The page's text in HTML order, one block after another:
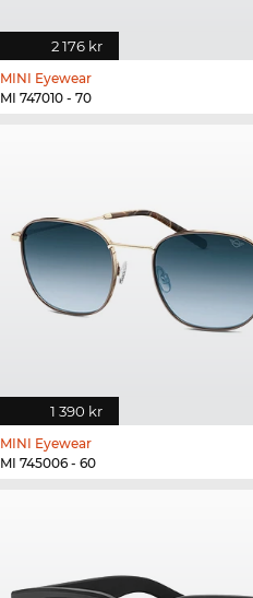
2 176 kr
MINI Eyewear
MI 747010 - 70
1 390 kr
MINI Eyewear
MI 745006 - 60